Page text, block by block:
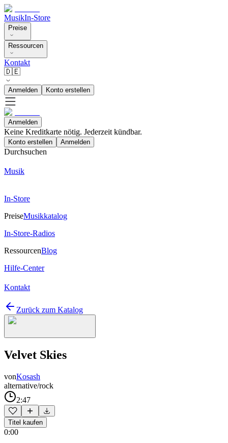
MusikIn-Store
Preise
Ressourcen
Kontakt
🇩🇪
Anmelden Konto erstellen
Anmelden
Keine Kreditkarte nötig. Jederzeit kündbar.
Konto erstellen Anmelden
Durchsuchen
Musik
In-Store
PreiseMusikkatalog
In-Store-Radios
RessourcenBlog
Hilfe-Center
Kontakt
Zurück zum Katalog
Velvet Skies
vonKosash
alternative/rock
2:47
Titel kaufen
0:00